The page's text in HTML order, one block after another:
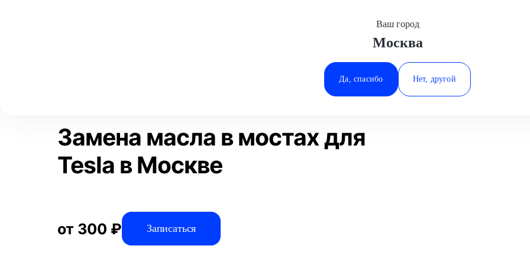
Минеральные Воды
Ростов-на-Дону
Ставрополь
Ваш город
Москва
Да, спасибо Нет, другой
Замена масла в мостах Tesla
Статьи
Замена масла в мостах для
Tesla в Москве
от 300 ₽ Записаться